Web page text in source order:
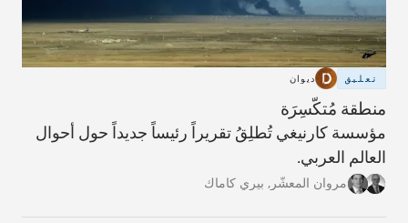
تعليق ديوان
منطقة مُتكّسِرَة
مؤسسة كارنيغي تُطلِقُ تقريراً رئيساً جديداً حول أحوال
العالم العربي.
مروان المعشّر , بيري كاماك